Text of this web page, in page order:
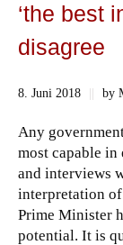
‘the best
disagree
8. Juni 2018 || by
Any
most capable in
and interviews
interpretation of
Prime Minister
potential. It is